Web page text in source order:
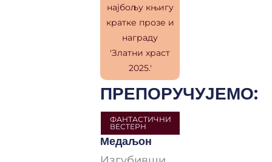
ПРЕПОРУЧУЈЕМО:
ФАНТАСТИЧНИ
ВЕСТЕРН
Медаљон